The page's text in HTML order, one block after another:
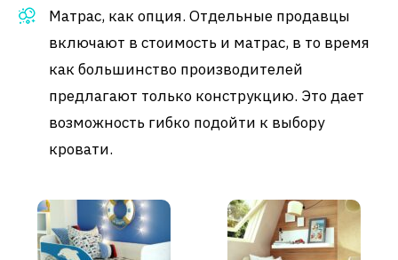
Матрас, как опция. Отдельные продавцы
включают в стоимость и матрас, в то время
как большинство производителей
предлагают только конструкцию. Это дает
возможность гибко подойти к выбору
кровати.